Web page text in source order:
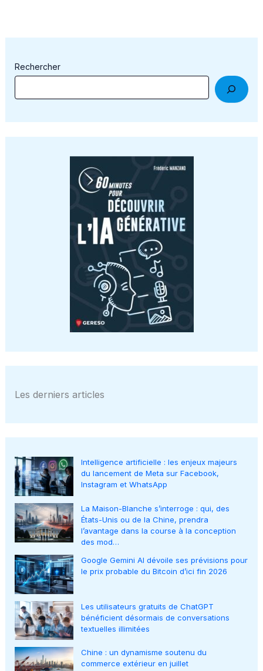
Rechercher
Les derniers articles
Intelligence artificielle : les enjeux majeurs
du lancement de Meta sur Facebook,
Instagram et WhatsApp
La Maison-Blanche s’interroge : qui, des
États-Unis ou de la Chine, prendra
l’avantage dans la course à la conception
des mod…
Google Gemini AI dévoile ses prévisions pour
le prix probable du Bitcoin d’ici fin 2026
Les utilisateurs gratuits de ChatGPT
bénéficient désormais de conversations
textuelles illimitées
Chine : un dynamisme soutenu du
commerce extérieur en juillet